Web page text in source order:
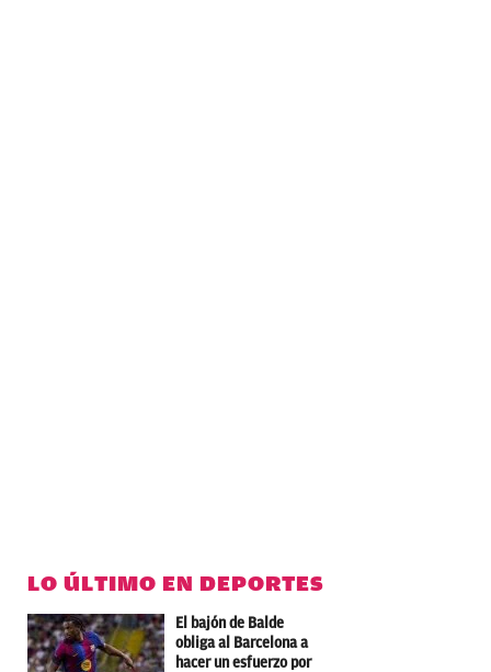
LO ÚLTIMO EN DEPORTES
El bajón de Balde
obliga al Barcelona a
hacer un esfuerzo por